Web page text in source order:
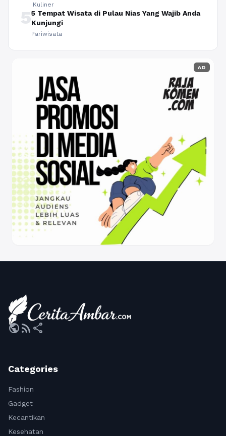
Kuliner
55 Tempat Wisata di Pulau Nias Yang Wajib Anda
Kunjungi
Pariwisata
AD
publicrss_feed share
Categories
Fashion
Gadget
Kecantikan
Kesehatan